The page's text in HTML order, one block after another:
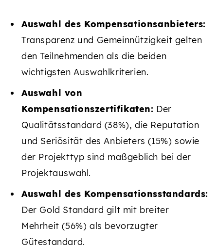
Auswahl des Kompensationsanbieters:
Transparenz und Gemeinnützigkeit gelten
den Teilnehmenden als die beiden
wichtigsten Auswahlkriterien.
Auswahl von
Kompensationszertifikaten: Der
Qualitätsstandard (38%), die Reputation
und Seriösität des Anbieters (15%) sowie
der Projekttyp sind maßgeblich bei der
Projektauswahl.
Auswahl des Kompensationsstandards:
Der Gold Standard gilt mit breiter
Mehrheit (56%) als bevorzugter
Gütestandard.